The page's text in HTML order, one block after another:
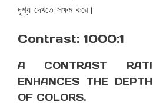
দৃশ্য দেখতে সক্ষম করে।
Contrast: 1000:1
A CONTRAST
ENHANCES THE
OF COLORS.